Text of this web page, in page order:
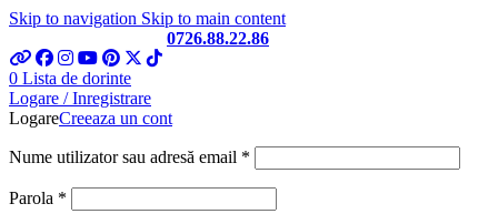
Skip to navigation Skip to main content
0726.88.22.86
0 Lista de dorinte
Logare / Inregistrare
LogareCreeaza un cont
Nume utilizator sau adresă email *
Parola *